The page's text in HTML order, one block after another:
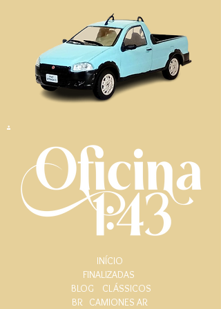
.
INÍCIO
FINALIZADAS
BLOG
CLÁSSICOS
BR CAMIONES AR